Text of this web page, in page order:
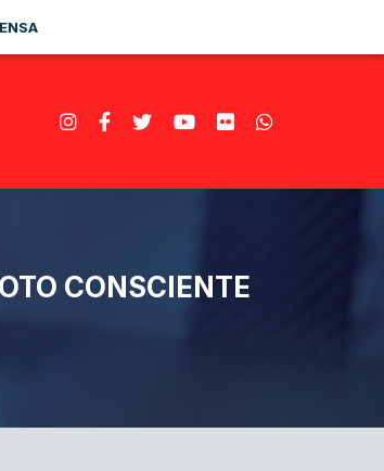
CONSCIENTE